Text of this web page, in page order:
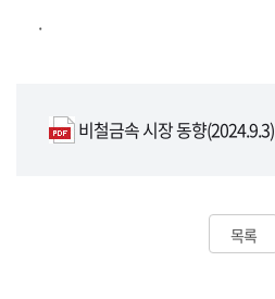
.
비철금속 시장 동향(2024.9.3)
목록